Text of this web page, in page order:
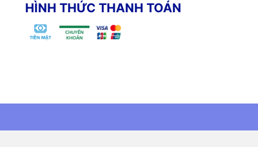
HÌNH THỨC THANH TOÁN